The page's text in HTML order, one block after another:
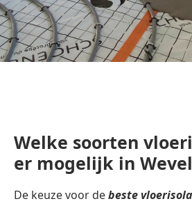
Welke soorten
er mogelijk in
De keuze voor debeste